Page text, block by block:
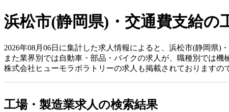
浜松市(静岡県)・交通費支給の
2026年08月06日に集計した求人情報によると、浜松市(静岡県)
また業界別では自動車・部品・バイクの求人が、職種別では機
株式会社ヒューモラボラトリーの求人も掲載されておりますの
工場・製造業求人の検索結果